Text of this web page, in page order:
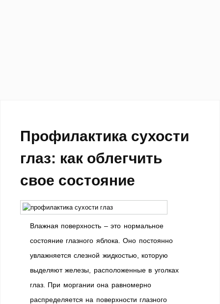
Профилактика сухости
глаз: как облегчить
свое состояние
Влажная поверхность – это нормальное
состояние глазного яблока. Оно постоянно
увлажняется слезной жидкостью, которую
выделяют железы, расположенные в уголках
глаз. При моргании она равномерно
распределяется на поверхности глазного